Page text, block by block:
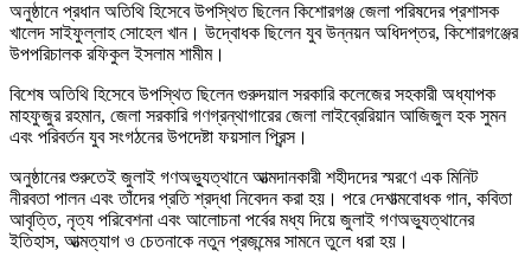
অনুষ্ঠানে প্রধান অতিথি হিসেবে উপস্থিত ছিলেন কিশোরগঞ্জ জেলা পরিষদের প্রশাসক
খালেদ সাইফুল্লাহ সোহেল খান। উদ্বোধক ছিলেন যুব উন্নয়ন অধিদপ্তর, কিশোরগঞ্জের
উপপরিচালক রফিকুল ইসলাম শামীম।
বিশেষ অতিথি হিসেবে উপস্থিত ছিলেন গুরুদয়াল সরকারি কলেজের সহকারী অধ্যাপক
মাহফুজুর রহমান, জেলা সরকারি গণগ্রন্থাগারের জেলা লাইব্রেরিয়ান আজিজুল হক সুমন
এবং পরিবর্তন যুব সংগঠনের উপদেষ্টা ফয়সাল প্রিন্স।
অনুষ্ঠানের শুরুতেই জুলাই গণঅভ্যুত্থানে আত্মদানকারী শহীদদের স্মরণে এক মিনিট
নীরবতা পালন এবং তাঁদের প্রতি শ্রদ্ধা নিবেদন করা হয়। পরে দেশাত্মবোধক গান, কবিতা
আবৃত্তি, নৃত্য পরিবেশনা এবং আলোচনা পর্বের মধ্য দিয়ে জুলাই গণঅভ্যুত্থানের
ইতিহাস, আত্মত্যাগ ও চেতনাকে নতুন প্রজন্মের সামনে তুলে ধরা হয়।